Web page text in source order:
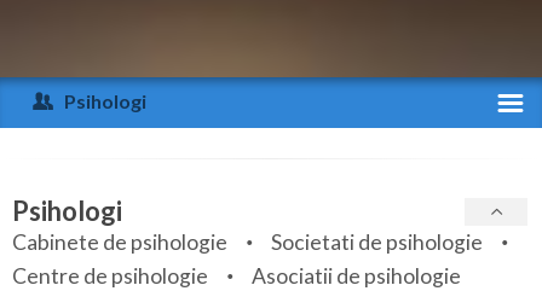
Arad
Arges
Bihor
Bistrita-Nasaud
Psihologi
Specialitati
Servicii
Psihologi
Cabinete de psihologie
Societati de psihologie
Centre de psihologie
Asociatii de psihologie